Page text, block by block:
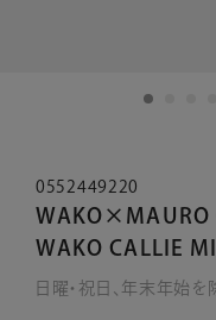
0552449220
WAKO×MAURO
WAKO CALLIE
日曜・祝日、年末年始